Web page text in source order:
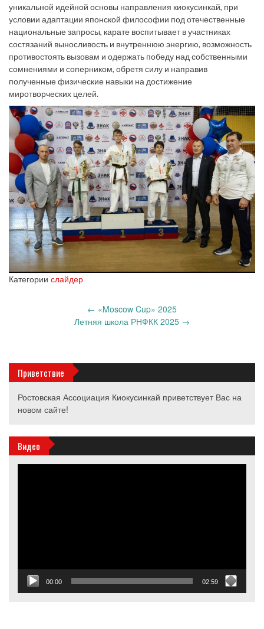
уникальной идейной основы направления киокусинкай, при
условии адаптации японской философии под отечественные
национальные запросы, карате воспитывает в участниках
состязаний выносливость и внутреннюю энергию, возможность
противостоять вызовам и одержать победу над собственными
сомнениями и соперником, обретя силу и направив
полученные физические навыки на достижение
миротворческих целей.
Категории слайдер
← «Moscow Cup» 2025
Летняя школа РНФКК 2025 →
Приветствие
Ростовская Ассоциация Киокусинкай приветствует Вас на
новом сайте!
Видео
00:00 02:59